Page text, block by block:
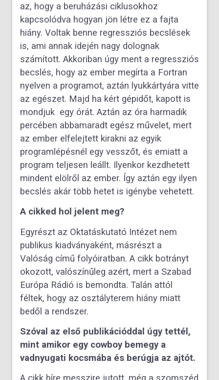
az, hogy a beruházási ciklusokhoz
kapcsolódva hogyan jön létre ez a fajta
hiány. Voltak benne regressziós becslések
is, ami annak idején nagy dolognak
számított. Akkoriban úgy ment a regressziós
becslés, hogy az ember megírta a Fortran
nyelven a programot, aztán lyukkártyára vitte
az egészet. Majd ha kért gépidőt, kapott is
mondjuk egy órát. Aztán az óra harmadik
percében abbamaradt egész művelet, mert
az ember elfelejtett kirakni az egyik
programlépésnél egy vesszőt, és emiatt a
program teljesen leállt. Ilyenkor kezdhetett
mindent elölről az ember. Így aztán egy ilyen
becslés akár több hetet is igénybe vehetett.
A cikked hol jelent meg?
Egyrészt az Oktatáskutató Intézet nem
publikus kiadványaként, másrészt a
Valóság című folyóiratban. A cikk botrányt
okozott, valószínűleg azért, mert a Szabad
Európa Rádió is bemondta. Talán attól
féltek, hogy az osztályterem hiány miatt
bedől a rendszer.
Szóval az első publikációddal úgy tettél,
mint amikor egy cowboy bemegy a
vadnyugati kocsmába és berúgja az ajtót.